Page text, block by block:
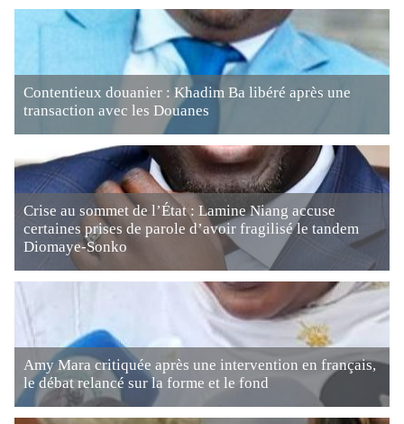
Contentieux douanier : Khadim Ba libéré après une
transaction avec les Douanes
Crise au sommet de l’État : Lamine Niang accuse
certaines prises de parole d’avoir fragilisé le tandem
Diomaye-Sonko
Amy Mara critiquée après une intervention en français,
le débat relancé sur la forme et le fond